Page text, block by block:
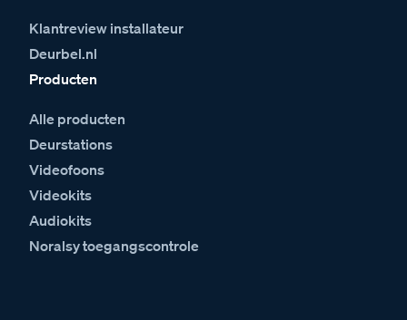
Klantreview installateur
Deurbel.nl
Producten
Alle producten
Deurstations
Videofoons
Videokits
Audiokits
Noralsy toegangscontrole